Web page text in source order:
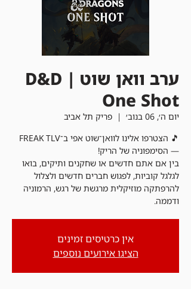
ערב וואן שוט | D&D
One Shot
יום ה׳, 06 בנוב׳
  |
פריק תל אביב
🎵 הצטרפו אלינו לוואן־שוט אפי ב־FREAK TLV
בין אם אתם חדשים או שחקנים ותיקים, בואו
לגלגל קוביות, לפגוש חברים חדשים ולצלול
להרפתקה מוזיקלית מרגשת של רגש, הרמוניה
ודממה.
אין כרטיסים זמינים
הציגו אירועים נוספים